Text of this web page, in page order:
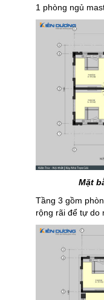
1 phòng ngủ
Mặt
Tầng 3 gồm
rộng rãi để tự do